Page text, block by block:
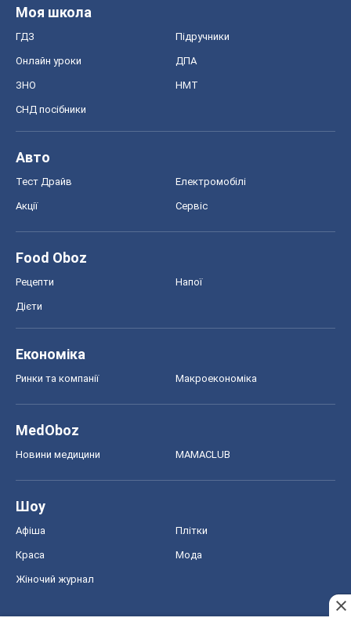
Моя школа
ГДЗ Підручники
Онлайн уроки ДПА
ЗНО НМТ
СНД посібники
Авто
Тест Драйв Електромобілі
Акції Сервіс
Food Oboz
Рецепти Напої
Дієти
Економіка
Ринки та компанії Макроекономіка
MedOboz
Новини медицини MAMACLUB
Шоу
Афіша Плітки
Краса Мода
Жіночий журнал